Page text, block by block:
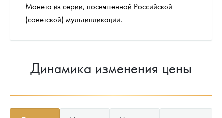
Монета из серии, посвященной Российской
(советской) мультипликации.
Динамика изменения цены